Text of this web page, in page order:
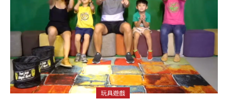
玩具遊戲